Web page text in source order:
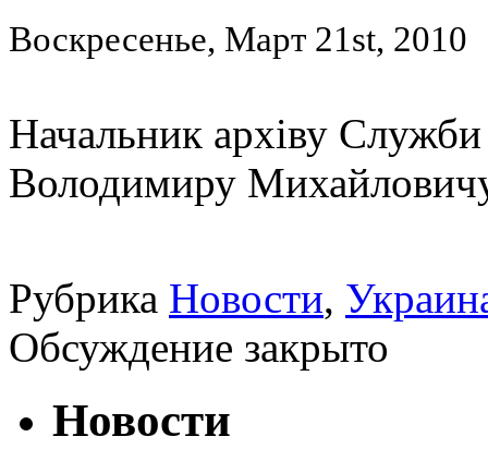
Воскресенье, Март 21st, 2010
Начальник архіву
Володимиру
Рубрика Новости,
Обсуждение закрыто
Новости